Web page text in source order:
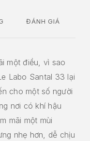
ĐÁNH GIÁ
một điều, vì sao
Labo Santal 33 lại
cho một số người
nơi có khí hậu
mãi một mùi
nhẹ hơn, dễ chịu